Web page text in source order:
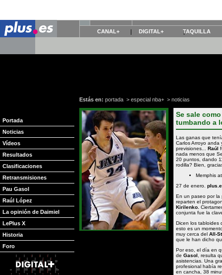
CANAL+ DIGITAL+ TAQUILLA
Portada
Noticias
Vídeos
Resultados
Clasificaciones
Retransmisiones
Pau Gasol
Raúl López
La opinión de Daimiel
LePlus X
Historia
Foro
Estás en: portada > especial nba+ > noticias
Se sale
tumbando a
Las ganas que
Carlos Arroyo anda
previsiones... Raúl
nada menos que
20 puntos, dando
rodilla? Bien,
Memphis
27 de enero.
En un paseo por la
reparten el
Kirilenko.
conjunta fue la
Dicen los tabloides
esto es un
muy cerca del All-
que le han dicho
Por eso, el día en
de Gasol , resulta
asistencias. Una
profesional había
en cancha, 38